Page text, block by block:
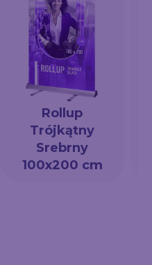
Rollup
Trójkątny
Srebrny
100x200 cm